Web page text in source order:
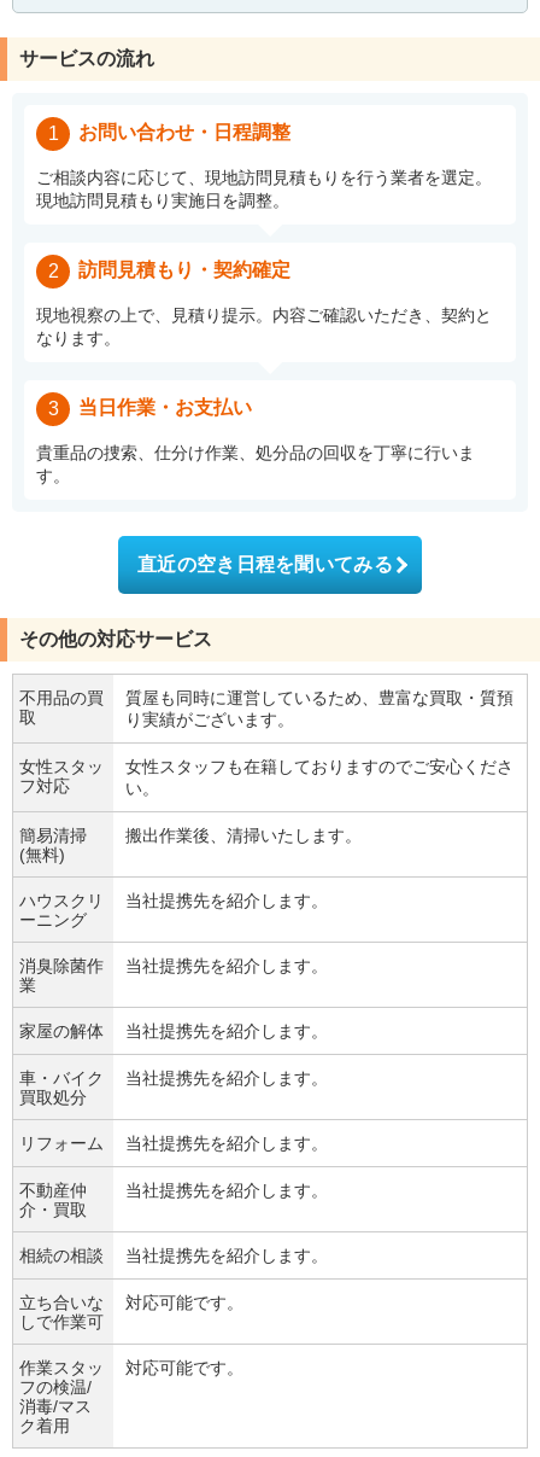
サービスの流れ
1 お問い合わせ・日程調整
ご相談内容に応じて、現地訪問見積もりを行う業者を選定。
現地訪問見積もり実施日を調整。
2 訪問見積もり・契約確定
現地視察の上で、見積り提示。内容ご確認いただき、契約と
なります。
3 当日作業・お支払い
貴重品の捜索、仕分け作業、処分品の回収を丁寧に行いま
す。
直近の空き日程を聞いてみる
その他の対応サービス
不用品の買
取
質屋も同時に運営しているため、豊富な買取・質預
り実績がございます。
女性スタッ
フ対応
女性スタッフも在籍しておりますのでご安心くださ
い。
簡易清掃
(無料)
搬出作業後、清掃いたします。
ハウスクリ
ーニング
当社提携先を紹介します。
消臭除菌作
業
当社提携先を紹介します。
家屋の解体 当社提携先を紹介します。
車・バイク
買取処分
当社提携先を紹介します。
リフォーム 当社提携先を紹介します。
不動産仲
介・買取
当社提携先を紹介します。
相続の相談 当社提携先を紹介します。
立ち合いな
しで作業可
対応可能です。
作業スタッ
フの検温/
消毒/マス
ク着用
対応可能です。